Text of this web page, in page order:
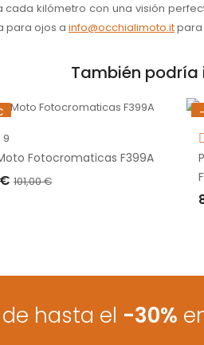
kilómetro con una visión
para ojos a info@occhialimoto.itpara
También podría
stock
9
Fotocromaticas F399A
101,00 €
hasta el -30%